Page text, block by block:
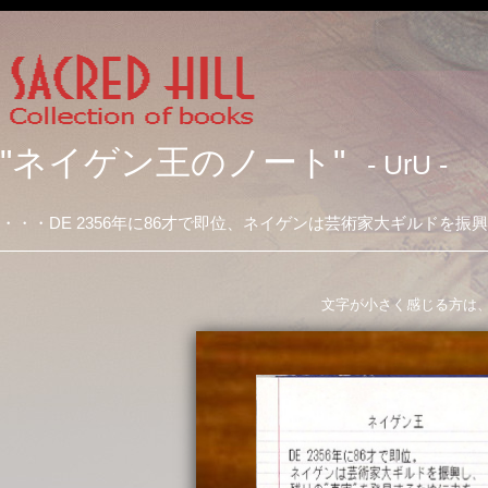
"ネイゲン王のノート" - UrU -
・・・DE 2356年に86才で即位、ネイゲンは芸術家大ギルドを
文字が小さく感じる方は